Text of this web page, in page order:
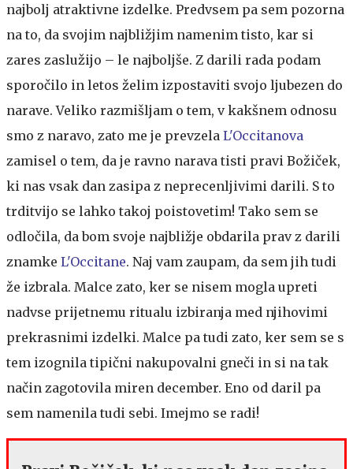
najbolj atraktivne izdelke. Predvsem pa sem pozorna
na to, da svojim najbližjim namenim tisto, kar si
zares zaslužijo – le najboljše. Z darili rada podam
sporočilo in letos želim izpostaviti svojo ljubezen do
narave. Veliko razmišljam o tem, v kakšnem odnosu
smo z naravo, zato me je prevzela L'Occitanova
zamisel o tem, da je ravno narava tisti pravi Božiček,
ki nas vsak dan zasipa z neprecenljivimi darili. S to
trditvijo se lahko takoj poistovetim! Tako sem se
odločila, da bom svoje najbližje obdarila prav z darili
znamke L'Occitane. Naj vam zaupam, da sem jih tudi
že izbrala. Malce zato, ker se nisem mogla upreti
nadvse prijetnemu ritualu izbiranja med njihovimi
prekrasnimi izdelki. Malce pa tudi zato, ker sem se s
tem izognila tipični nakupovalni gneči in si na tak
način zagotovila miren december. Eno od daril pa
sem namenila tudi sebi. Imejmo se radi!